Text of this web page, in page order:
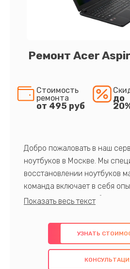
Ремонт Acer
Стоимость
ремонта
от 495 руб
до
Добро пожаловать в наш
ноутбуков в Москве. Мы
восстановлении ноутбуков
команда включает в себя
профессионалов с
предлагаем быстрый и
использованием
также гарантируем качество
проведенных работ. Наша
УЗНАТЬ